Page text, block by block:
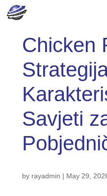
Chicken
Savjeti
by rayadmin | May 29,